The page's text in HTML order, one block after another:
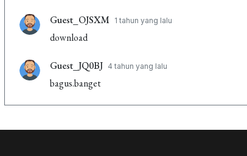
Guest_OJSXM 1 tahun yang lalu
download
Guest_JQ0BJ 4 tahun yang lalu
bagus.banget
hii